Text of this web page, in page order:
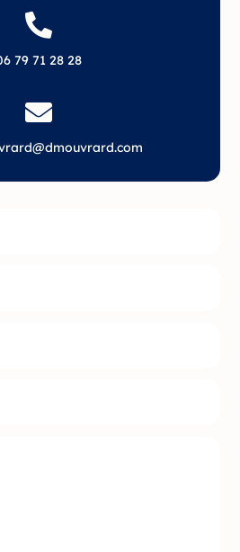

79 71 28 28
